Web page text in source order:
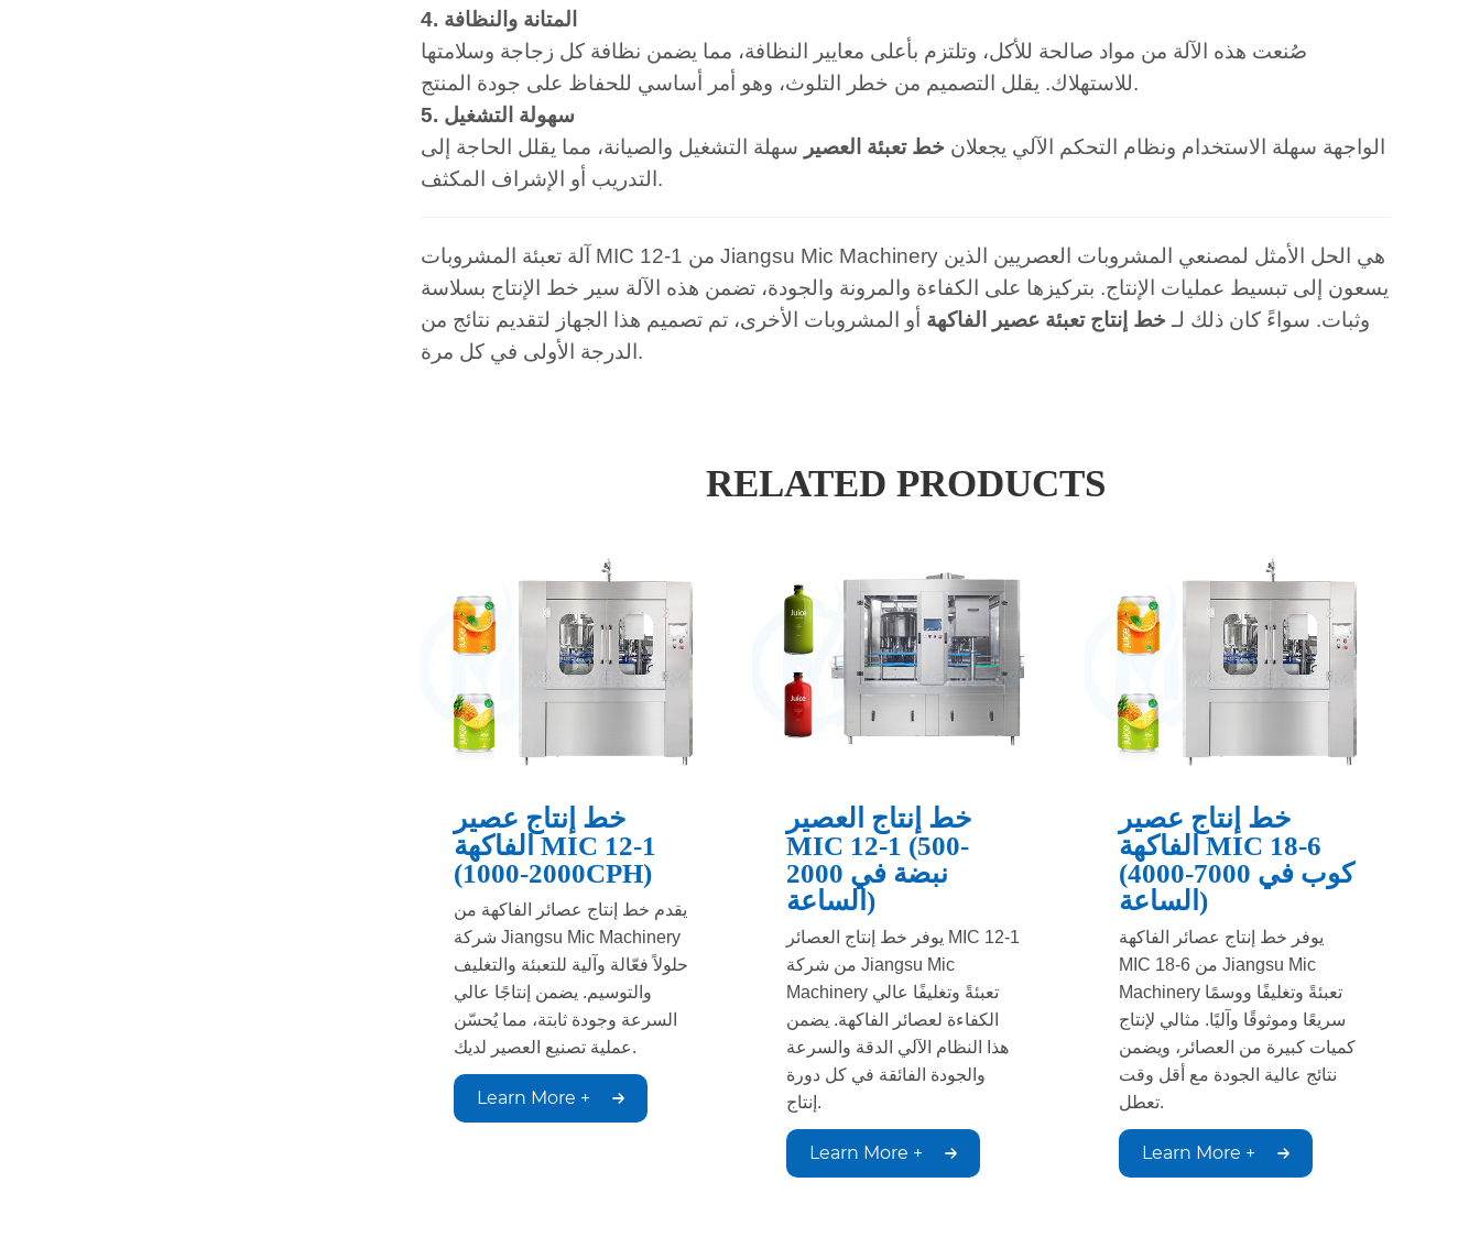
4. المتانة والنظافة
صُنعت هذه الآلة من مواد صالحة للأكل، وتلتزم بأعلى معايير النظافة، مما يضمن نظافة كل زجاجة وسلامتها
للاستهلاك. يقلل التصميم من خطر التلوث، وهو أمر أساسي للحفاظ على جودة المنتج.
5. سهولة التشغيل
الواجهة سهلة الاستخدام ونظام التحكم الآلي يجعلان خط تعبئة العصير سهلة التشغيل والصيانة، مما يقلل الحاجة إلى
التدريب أو الإشراف المكثف.
آلة تعبئة المشروبات MIC 12-1 من Jiangsu Mic Machinery هي الحل الأمثل لمصنعي المشروبات العصريين الذين
يسعون إلى تبسيط عمليات الإنتاج. بتركيزها على الكفاءة والمرونة والجودة، تضمن هذه الآلة سير خط الإنتاج بسلاسة
وثبات. سواءً كان ذلك لـ خط إنتاج تعبئة عصير الفاكهة أو المشروبات الأخرى، تم تصميم هذا الجهاز لتقديم نتائج من
الدرجة الأولى في كل مرة.
RELATED PRODUCTS
خط إنتاج عصير
الفاكهة MIC 12-1
(1000-2000CPH)
يقدم خط إنتاج عصائر الفاكهة من
شركة Jiangsu Mic Machinery
حلولاً فعّالة وآلية للتعبئة والتغليف
والتوسيم. يضمن إنتاجًا عالي
السرعة وجودة ثابتة، مما يُحسّن
عملية تصنيع العصير لديك.
Learn More +
خط إنتاج العصير
MIC 12-1 (500-
2000 نبضة في
الساعة)
يوفر خط إنتاج العصائر MIC 12-1
من شركة Jiangsu Mic
Machinery تعبئةً وتغليفًا عالي
الكفاءة لعصائر الفاكهة. يضمن
هذا النظام الآلي الدقة والسرعة
والجودة الفائقة في كل دورة
إنتاج.
Learn More +
خط إنتاج عصير
الفاكهة MIC 18-6
(4000-7000 كوب في
الساعة)
يوفر خط إنتاج عصائر الفاكهة
MIC 18-6 من Jiangsu Mic
Machinery تعبئةً وتغليفًا ووسمًا
سريعًا وموثوقًا وآليًا. مثالي لإنتاج
كميات كبيرة من العصائر، ويضمن
نتائج عالية الجودة مع أقل وقت
تعطل.
Learn More +